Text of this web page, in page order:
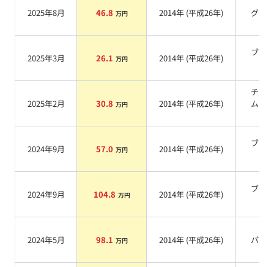
2025年8月 46.8 万円 2014年 (平成26年) グレー
2025年3月 26.1 万円 2014年 (平成26年)
ブラ
2025年2月 30.8 万円 2014年 (平成26年)
チタ
ムカ
2024年9月 57.0 万円 2014年 (平成26年)
ブラ
2024年9月 104.8 万円 2014年 (平成26年)
ブラ
2024年5月 98.1 万円 2014年 (平成26年) パール